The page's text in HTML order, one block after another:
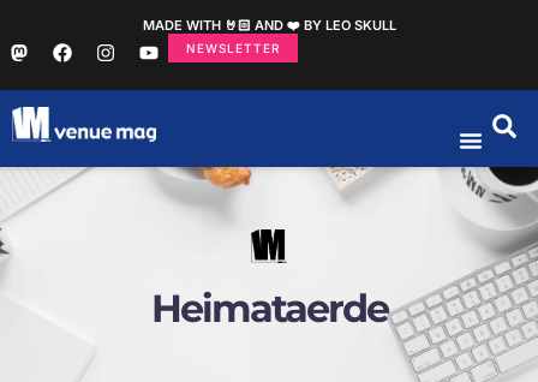
MADE WITH 🤘🏻 AND ❤️ BY LEO SKULL
NEWSLETTER
Heimataerde